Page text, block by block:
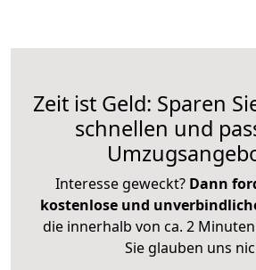
Zeit ist Geld: Sparen
schnellen und
Interesse geweckt? Dann
kostenlose und
die innerhalb von ca. 2
Sie glauben uns